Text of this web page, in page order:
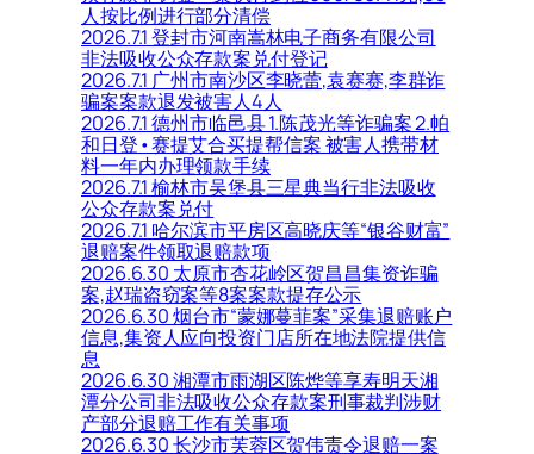
人按比例进行部分清偿
2026.7.1 登封市河南嵩林电子商务有限公司
非法吸收公众存款案兑付登记
2026.7.1 广州市南沙区李晓蕾,袁赛赛,李群诈
骗案案款退发被害人4人
2026.7.1 德州市临邑县 1.陈茂光等诈骗案 2.帕
和日登•赛提艾合买提帮信案 被害人携带材
料一年内办理领款手续
2026.7.1 榆林市吴堡县三星典当行非法吸收
公众存款案兑付
2026.7.1 哈尔滨市平房区高晓庆等“银谷财富”
退赔案件领取退赔款项
2026.6.30 太原市杏花岭区贺昌昌集资诈骗
案,赵瑞盗窃案等8案案款提存公示
2026.6.30 烟台市“蒙娜蔓菲案”采集退赔账户
信息,集资人应向投资门店所在地法院提供信
息
2026.6.30 湘潭市雨湖区陈烨等享寿明天湘
潭分公司非法吸收公众存款案刑事裁判涉财
产部分退赔工作有关事项
2026.6.30 长沙市芙蓉区贺伟责令退赔一案